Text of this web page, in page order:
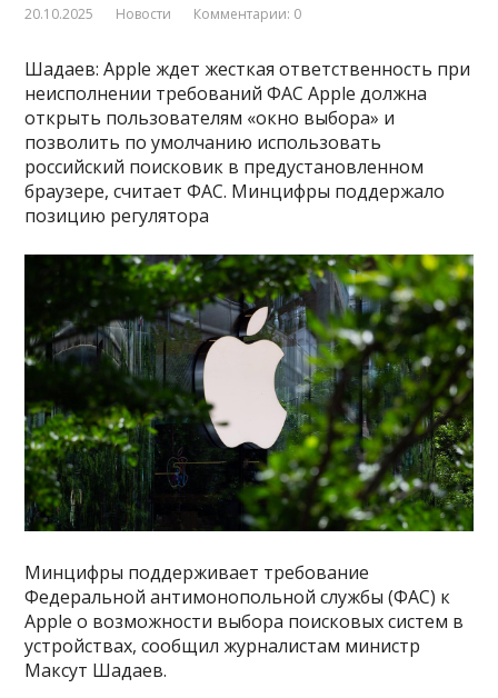
20.10.2025 Новости Комментарии: 0
Шадаев: Apple ждет жесткая ответственность при
неисполнении требований ФАС Apple должна
открыть пользователям «окно выбора» и
позволить по умолчанию использовать
российский поисковик в предустановленном
браузере, считает ФАС. Минцифры поддержало
позицию регулятора
Минцифры поддерживает требование
Федеральной антимонопольной службы (ФАС) к
Apple о возможности выбора поисковых систем в
устройствах, сообщил журналистам министр
Максут Шадаев.